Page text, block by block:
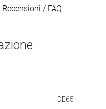
Recensioni / FAQ
DE65